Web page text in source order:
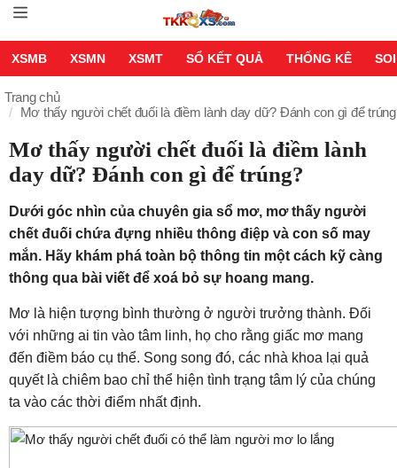
XSMB XSMN XSMT SỔ KẾT QUẢ THỐNG KÊ
Trang chủ
Mơ thấy người chết đuối là điềm lành day dữ? Đánh con gì để
Mơ thấy người chết đuối là điềm lành
day dữ? Đánh con gì để trúng?
Dưới góc nhìn của chuyên gia sổ mơ, mơ thấy người
chết đuối chứa đựng nhiều thông điệp và con số may
mắn. Hãy khám phá toàn bộ thông tin một cách kỹ càng
thông qua bài viết để xoá bỏ sự hoang mang.
Mơ là hiện tượng bình thường ở người trưởng thành. Đối
với những ai tin vào tâm linh, họ cho rằng giấc mơ mang
đến điềm báo cụ thể. Song song đó, các nhà khoa lại quả
quyết là chiêm bao chỉ thể hiện tình trạng tâm lý của chúng
ta vào các thời điểm nhất định.